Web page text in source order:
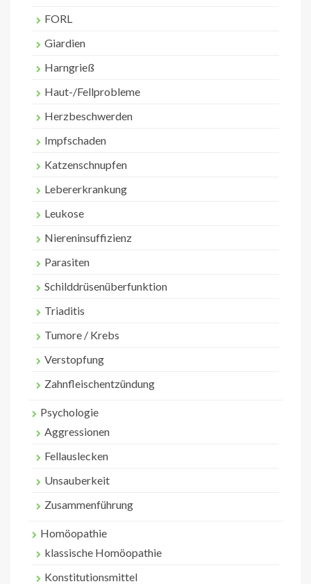
FORL
Giardien
Harngrieß
Haut-/Fellprobleme
Herzbeschwerden
Impfschaden
Katzenschnupfen
Lebererkrankung
Leukose
Niereninsuffizienz
Parasiten
Schilddrüsenüberfunktion
Triaditis
Tumore / Krebs
Verstopfung
Zahnfleischentzündung
Psychologie
Aggressionen
Fellauslecken
Unsauberkeit
Zusammenführung
Homöopathie
klassische Homöopathie
Konstitutionsmittel